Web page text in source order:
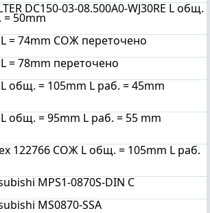
DC150-03-08.500A0-WJ30RE L общ.
= 50mm
= 74mm СОЖ переточено
= 78mm переточено
общ. = 105mm L раб. = 45mm
общ. = 95mm L раб. = 55 mm
122766 СОЖ L общ. = 105mm L раб.
MPS1-0870S-DIN C
MS0870-SSA